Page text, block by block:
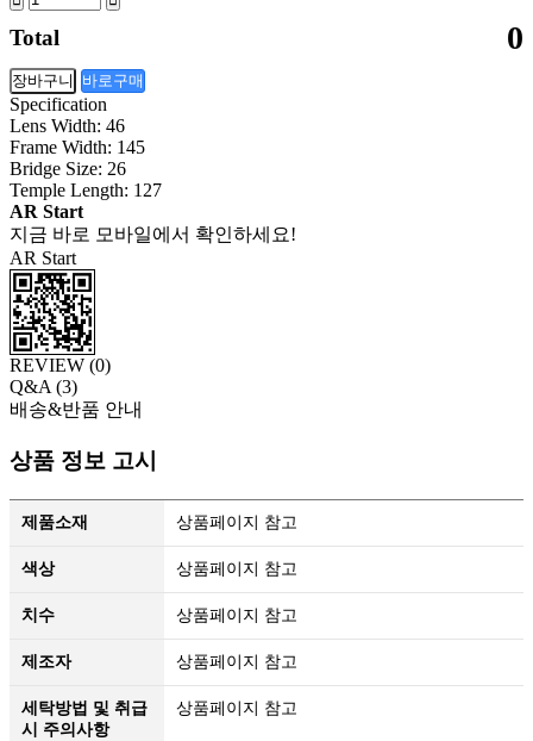
Total 0
장바구니 바로구매
Specification
Lens Width: 46
Frame Width: 145
Bridge Size: 26
Temple Length: 127
AR Start
지금 바로 모바일에서 확인하세요!
AR Start
REVIEW (0)
Q&A (3)
배송&반품 안내
상품 정보 고시
제품소재 상품페이지 참고
색상 상품페이지 참고
치수 상품페이지 참고
제조자 상품페이지 참고
세탁방법 및 취급
시 주의사항
상품페이지 참고